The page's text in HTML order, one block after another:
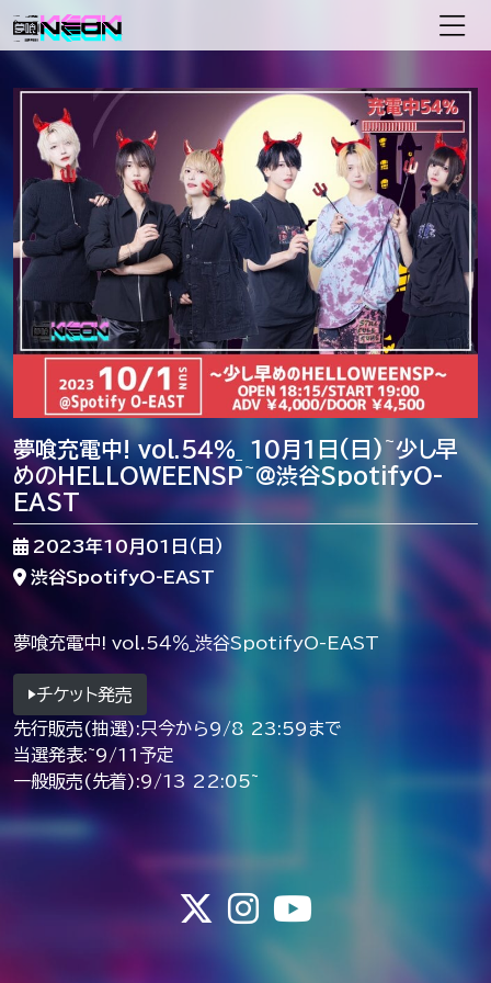
メインナビゲーション
夢喰充電中! vol.5４％_ 10月1日(日)~少し早
めのHELLOWEENSP~@渋谷SpotifyO-
EAST
2023年10月01日（日）
渋谷SpotifyO-EAST
夢喰充電中! vol.5４％_渋谷SpotifyO-EAST
▶︎チケット発売
先行販売(抽選):只今から9/8 23:59まで
当選発表:~9/11予定
一般販売(先着):9/13 22:05~